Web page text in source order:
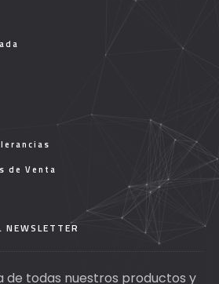
de Venta
NEWSLETTER
de todas nuestros productos y